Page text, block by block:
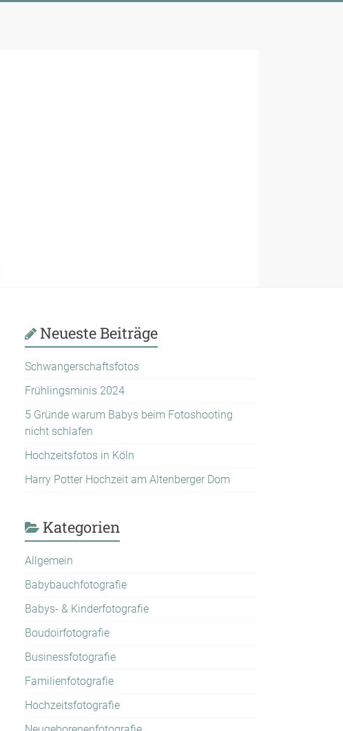
Neueste Beiträge
Schwangerschaftsfotos
Frühlingsminis 2024
5 Gründe warum Babys beim Fotoshooting
nicht schlafen
Hochzeitsfotos in Köln
Harry Potter Hochzeit am Altenberger Dom
Kategorien
Allgemein
Babybauchfotografie
Babys- & Kinderfotografie
Boudoirfotografie
Businessfotografie
Familienfotografie
Hochzeitsfotografie